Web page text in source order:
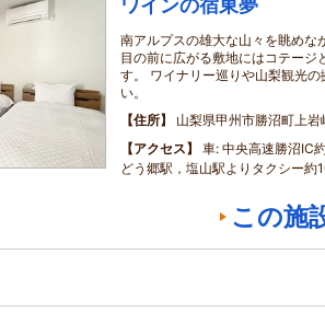
ワインの宿東夢
南アルプスの雄大な山々を眺めな
目の前に広がる敷地にはコテージ
す。 ワイナリー巡りや山梨観光
い。
住所
山梨県甲州市勝沼町上岩
アクセス
車: 中央高速勝沼IC
どう郷駅，塩山駅よりタクシー約
この施